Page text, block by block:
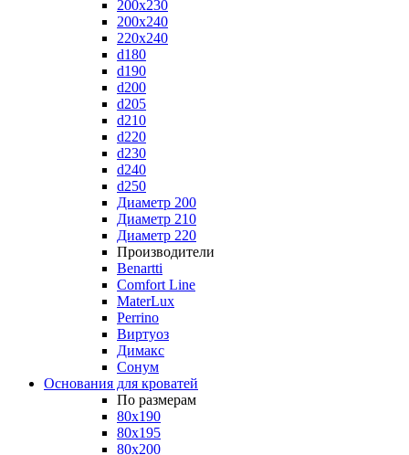
200x230
200x240
220x240
d180
d190
d200
d205
d210
d220
d230
d240
d250
Диаметр 200
Диаметр 210
Диаметр 220
Производители
Benartti
Comfort Line
MaterLux
Perrino
Виртуоз
Димакс
Сонум
Основания для кроватей
По размерам
80x190
80x195
80x200